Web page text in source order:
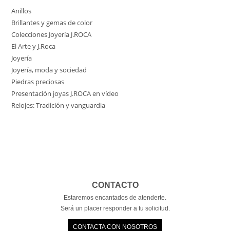
Anillos
Brillantes y gemas de color
Colecciones Joyería J.ROCA
El Arte y J.Roca
Joyería
Joyería, moda y sociedad
Piedras preciosas
Presentación joyas J.ROCA en vídeo
Relojes: Tradición y vanguardia
CONTACTO
Estaremos encantados de atenderte.
Será un placer responder a tu solicitud.
CONTACTA CON NOSOTROS